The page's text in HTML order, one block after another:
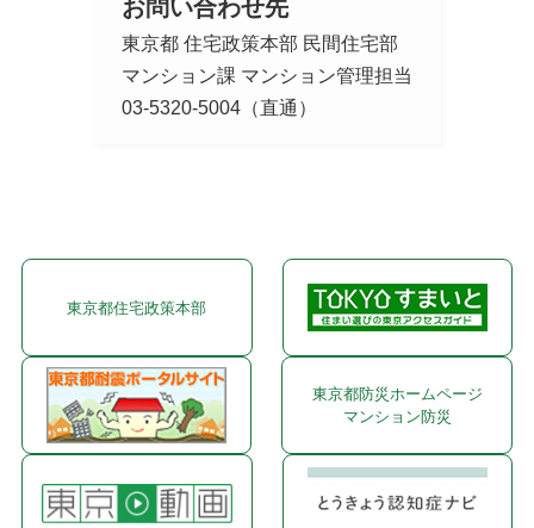
お問い合わせ先
東京都 住宅政策本部 民間住宅部
マンション課 マンション管理担当
03-5320-5004（直通）
東京都住宅政策本部
東京都防災ホームページ
マンション防災